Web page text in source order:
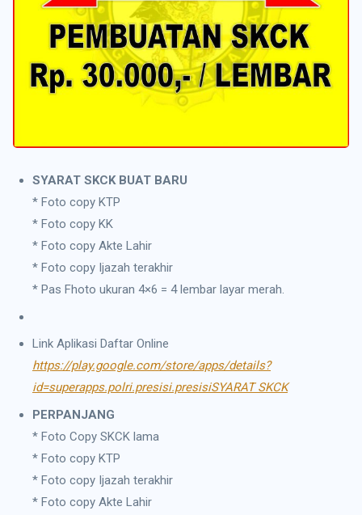
SYARAT SKCK BUAT BARU
* Foto copy KTP
* Foto copy KK
* Foto copy Akte Lahir
* Foto copy Ijazah terakhir
* Pas Fhoto ukuran 4×6 = 4 lembar layar merah.
Link Aplikasi Daftar Online
https://play.google.com/store/apps/details?
id=superapps.polri.presisi.presisiSYARAT SKCK
PERPANJANG
* Foto Copy SKCK lama
* Foto copy KTP
* Foto copy Ijazah terakhir
* Foto copy Akte Lahir